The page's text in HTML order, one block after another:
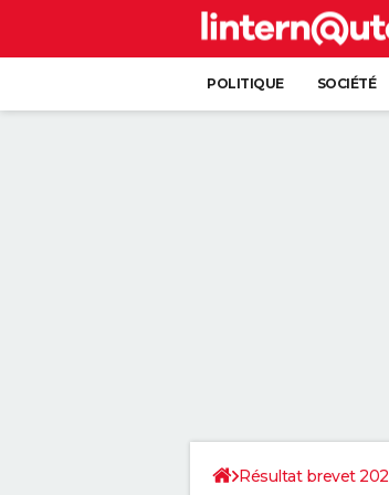
POLITIQUE SOCIÉTÉ
Résultat brevet